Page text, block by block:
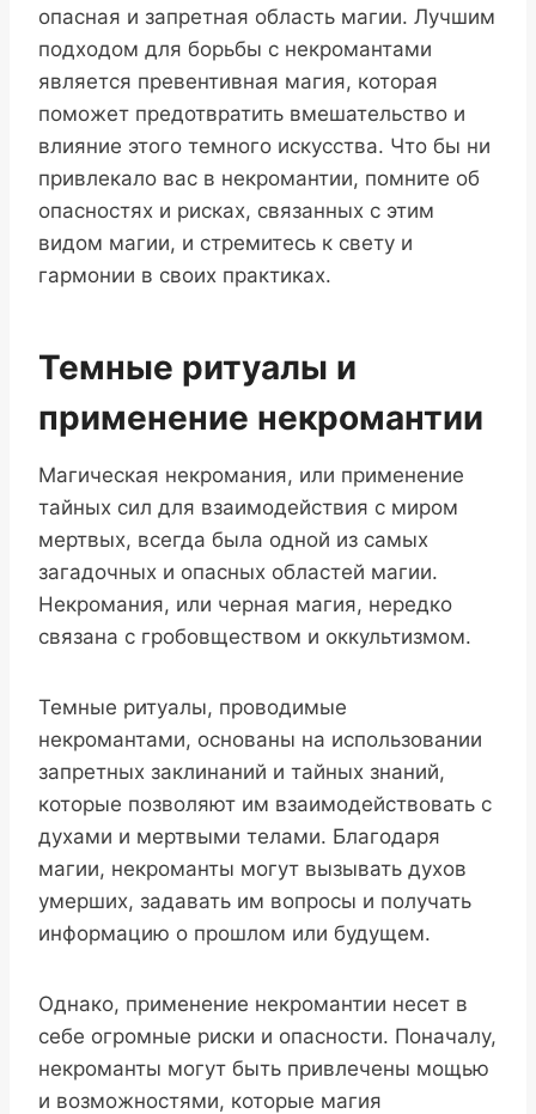
опасная и запретная область магии. Лучшим
подходом для борьбы с некромантами
является превентивная магия, которая
поможет предотвратить вмешательство и
влияние этого темного искусства. Что бы ни
привлекало вас в некромантии, помните об
опасностях и рисках, связанных с этим
видом магии, и стремитесь к свету и
гармонии в своих практиках.
Темные ритуалы и
применение некромантии
Магическая некромания, или применение
тайных сил для взаимодействия с миром
мертвых, всегда была одной из самых
загадочных и опасных областей магии.
Некромания, или черная магия, нередко
связана с гробовществом и оккультизмом.
Темные ритуалы, проводимые
некромантами, основаны на использовании
запретных заклинаний и тайных знаний,
которые позволяют им взаимодействовать с
духами и мертвыми телами. Благодаря
магии, некроманты могут вызывать духов
умерших, задавать им вопросы и получать
информацию о прошлом или будущем.
Однако, применение некромантии несет в
себе огромные риски и опасности. Поначалу,
некроманты могут быть привлечены мощью
и возможностями, которые магия